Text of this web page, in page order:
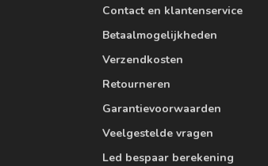
Contact en klantenservice
Betaalmogelijkheden
Verzendkosten
Retourneren
Garantievoorwaarden
Veelgestelde vragen
Led bespaar berekening